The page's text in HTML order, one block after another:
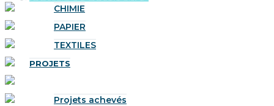
CHIMIE
PAPIER
TEXTILES
PROJETS
Projets achevés